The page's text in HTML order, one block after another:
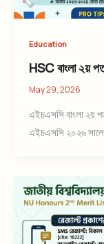
Education
HSC বাংলা ২য়
May 29, 2026
এইচএসসি বাংলা ২য়
এইচএসসি ২০২৬ সালের